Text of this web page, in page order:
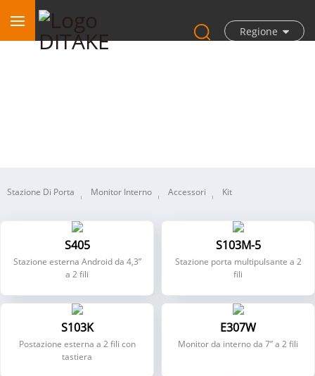
Regione
Stazione Di Porta Monitor Interno Accessori Kit
S405
Stazione esterna Android da 4,3”
a 2 fili
S103M-5
Stazione porta multipulsante a 2
fili
S103K
Postazione esterna a 2 fili con
tastiera
E307W
Monitor da interno da 7” a 2 fili